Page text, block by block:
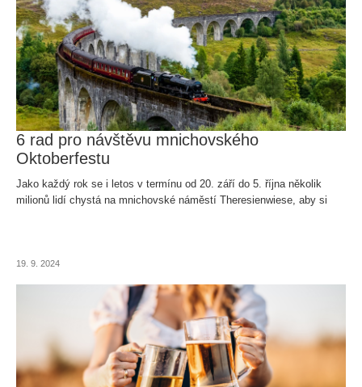
6 rad pro návštěvu mnichovského
Oktoberfestu
Jako každý rok se i letos v termínu od 20. září do 5. října několik
milionů lidí chystá na mnichovské náměstí Theresienwiese, aby si
19. 9. 2024